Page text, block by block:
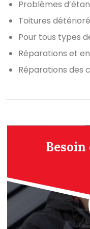
Problèmes
Toitures
Pour tous types
Réparations et
Réparations des